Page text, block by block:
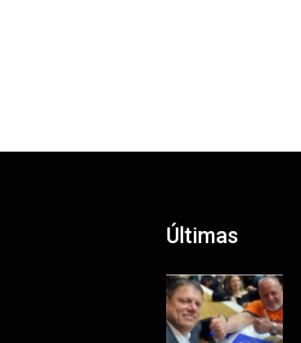
Últimas